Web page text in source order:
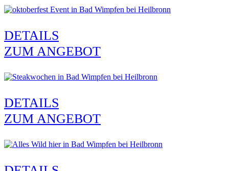
DETAILS
ZUM ANGEBOT
DETAILS
ZUM ANGEBOT